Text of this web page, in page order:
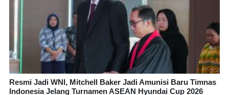
Resmi Jadi WNI, Mitchell Baker Jadi Amunisi Baru Timnas
Indonesia Jelang Turnamen ASEAN Hyundai Cup 2026